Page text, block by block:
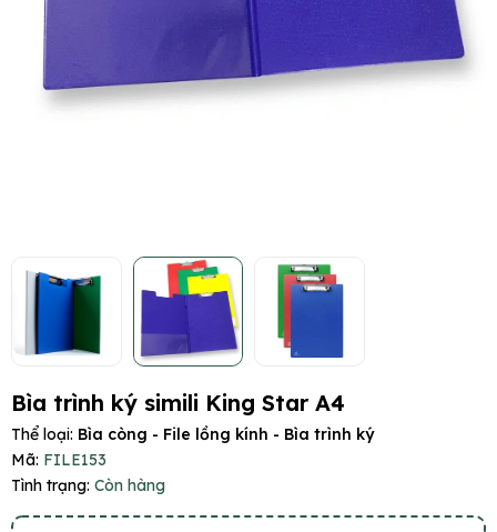
Bìa trình ký simili King Star A4
Thể loại: Bìa còng - File lồng kính - Bìa trình ký
Mã: FILE153
Tình trạng: Còn hàng